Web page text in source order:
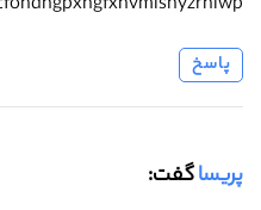
پاسخ
پریساگفت: